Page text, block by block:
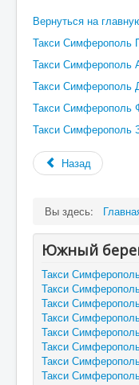
Вернуться на
Такси Симферополь
Такси Симферополь
Такси Симферополь
Такси Симферополь
Такси Симферополь
Назад
Вы здесь:
Южный
Такси
Такси
Такси
Такси
Такси
Такси
Такси
Такси